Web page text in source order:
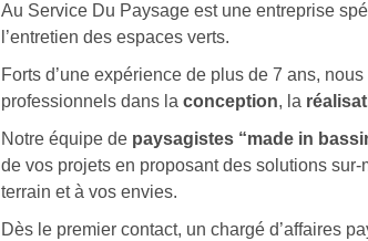
Au Service Du Paysage est une entreprise
l’entretien des espaces verts.
Forts d’une expérience de plus de 7 ans,
professionnels dans la conception, la
Notre équipe de paysagistes “made in
de vos projets en proposant des solutions
terrain et à vos envies.
Dès le premier contact, un chargé d’affaires